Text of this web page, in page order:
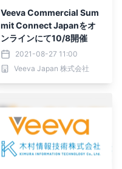
Veeva Commercial Sum
mit Connect Japanをオ
ンラインにて10/8開催
2021-08-27 11:00
Veeva Japan 株式会社